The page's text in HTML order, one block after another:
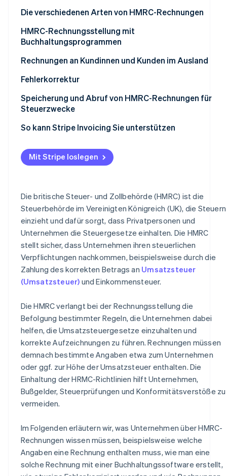
Jetzt ansehen
Die verschiedenen Arten von HMRC-Rechnungen
Proforma-HMRC-Rechnungen
Elektronische HMRC-Rechnungen
Weitere Arten von HMRC-Rechnungen
HMRC-Rechnungsstellung mit
Buchhaltungsprogrammen
Richten Sie Ihr Unternehmensprofil ein
Fügen Sie die Kundendaten hinzu
Erstellen Sie eine neue Rechnung
Fügen Sie Rechnungsdetails hinzu
Geben Sie eine Beschreibung der Waren oder
Dienstleistungen ein
Überprüfen Sie die Rechnung auf Compliance
Speichern und versenden Sie die Rechnung
Erfassen und verfolgen Sie Zahlungen
Führen Sie Ihre digitalen Unterlagen
Rechnungen an Kundinnen und Kunden im Ausland
Fehlerkorrektur
Identifizieren Sie Fehler
Stellen Sie eine neue Rechnung aus (falls erforderlich)
Passen Sie Ihre Buchhaltungsunterlagen an
Berücksichtigen Sie etwaige Auswirkungen auf die
Umsatzsteuererklärung
Speicherung und Abruf von HMRC-Rechnungen für
Steuerzwecke
So kann Stripe Invoicing Sie unterstützen
Mit Stripe loslegen
Die britische Steuer- und Zollbehörde (HMRC) ist die
Steuerbehörde im Vereinigten Königreich (UK), die Steuern
einzieht und dafür sorgt, dass Privatpersonen und
Unternehmen die Steuergesetze einhalten. Die HMRC
stellt sicher, dass Unternehmen ihren steuerlichen
Verpflichtungen nachkommen, beispielsweise durch die
Zahlung des korrekten Betrags an Umsatzsteuer
(Umsatzsteuer) und Einkommensteuer.
Die HMRC verlangt bei der Rechnungsstellung die
Befolgung bestimmter Regeln, die Unternehmen dabei
helfen, die Umsatzsteuergesetze einzuhalten und
korrekte Aufzeichnungen zu führen. Rechnungen müssen
demnach bestimmte Angaben etwa zum Unternehmen
oder ggf. zur Höhe der Umsatzsteuer enthalten. Die
Einhaltung der HRMC-Richtlinien hilft Unternehmen,
Bußgelder, Steuerprüfungen und Konformitätsverstöße zu
vermeiden.
Im Folgenden erläutern wir, was Unternehmen über HMRC-
Rechnungen wissen müssen, beispielsweise welche
Angaben eine Rechnung enthalten muss, wie man eine
solche Rechnung mit einer Buchhaltungssoftware erstellt,